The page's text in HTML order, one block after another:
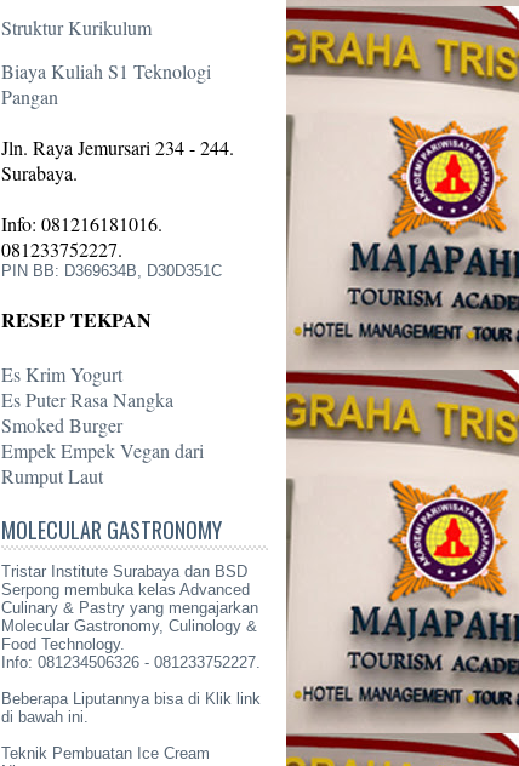
Struktur Kurikulum
Biaya Kuliah S1 Teknologi
Pangan
Jln. Raya Jemursari 234 - 244.
Surabaya.
Info: 081216181016.
081233752227.
PIN BB: D369634B, D30D351C
RESEP TEKPAN
Es Krim Yogurt
Es Puter Rasa Nangka
Smoked Burger
Empek Empek Vegan dari
Rumput Laut
MOLECULAR GASTRONOMY
Tristar Institute Surabaya dan BSD
Serpong membuka kelas Advanced
Culinary & Pastry yang mengajarkan
Molecular Gastronomy, Culinology &
Food Technology.
Info: 081234506326 - 081233752227.
Beberapa Liputannya bisa di Klik link
di bawah ini.
Teknik Pembuatan Ice Cream